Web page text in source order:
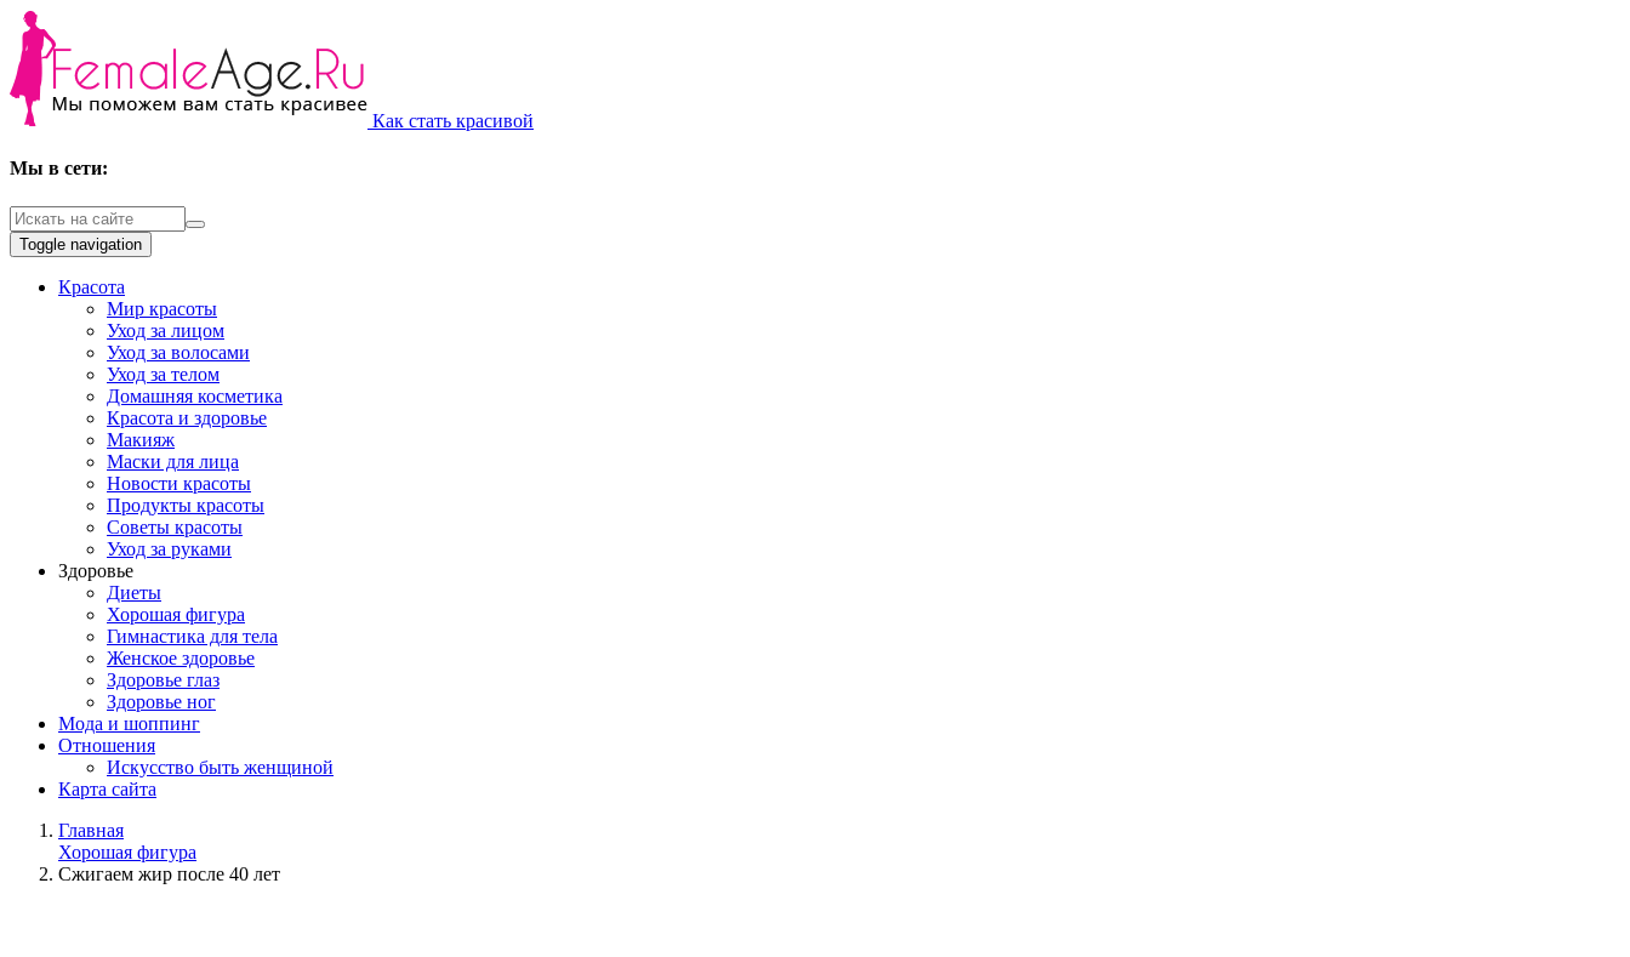
Как стать красивой
Мы в сети:
Toggle navigation
Красота
Мир красоты
Уход за лицом
Уход за волосами
Уход за телом
Домашняя косметика
Красота и здоровье
Макияж
Маски для лица
Новости красоты
Продукты красоты
Советы красоты
Уход за руками
Здоровье
Диеты
Хорошая фигура
Гимнастика для тела
Женское здоровье
Здоровье глаз
Здоровье ног
Мода и шоппинг
Отношения
Искусство быть женщиной
Карта сайта
Главная
Хорошая фигура
Сжигаем жир после 40 лет